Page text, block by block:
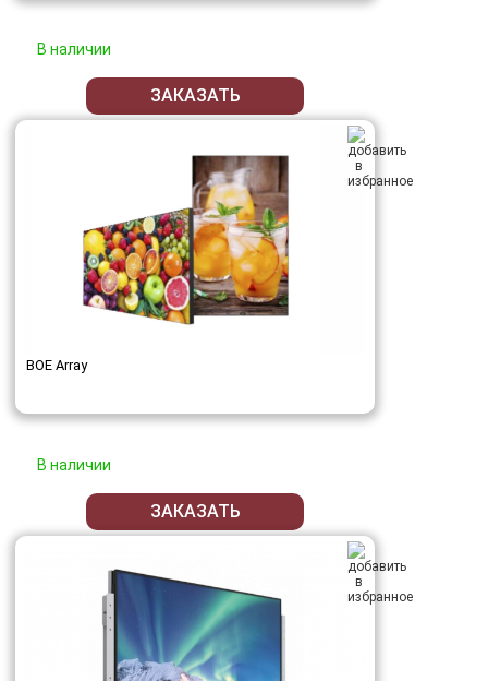
В наличии
ЗАКАЗАТЬ
BOE Array
В наличии
ЗАКАЗАТЬ